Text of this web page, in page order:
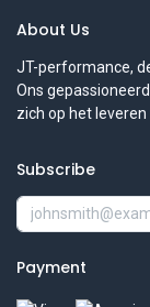
About Us
JT-performance,
Ons
zich op het
Subscribe
Payment